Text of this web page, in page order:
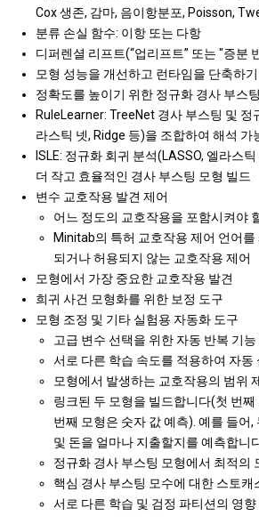
Cox 생존, 감마, 음이항분포, Poisson,
분류 손실 함수: 이항 또는 다항
디퍼렌셜 리프트(“업리프트” 또는 "증분
모형 성능을 개선하고 런타임을 단축하
정확도를 높이기 위한 정규화 경사 부스
RuleLearner: TreeNet 경사 부스팅 및 정
라스틱 넷, Ridge 등)을 조합하여 해석 가
ISLE: 정규화 회귀 분석(LASSO, 엘라스
더 작고 효율적인 경사 부스팅 모형 빌드
변수 교호작용 발견 제어
어느 정도의 교호작용을 포함시켜야
Minitab의 특허 교호작용 제어 언어
되거나 허용되지 않는 교호작용 제어
모형에서 가장 중요한 교호작용 발견
희귀 사건 모형화를 위한 보정 도구
모형 조정 및 기타 실험용 자동화 도구
고급 변수 선택을 위한 자동 반복 기능
서로 다른 학습 속도를 적용하여 자동
모형에서 발생하는 교호작용의 범위
링크된 두 모형을 빌드합니다(첫 번
번째 모형은 숫자 값 예측). 예를 들어
및 돈을 얼마나 지출할지를 예측합니
정규화 경사 부스팅 모형에서 최적의
핵심 경사 부스팅 모수에 대한 스토캐
서로 다른 학습 및 검정 파티션의 영향